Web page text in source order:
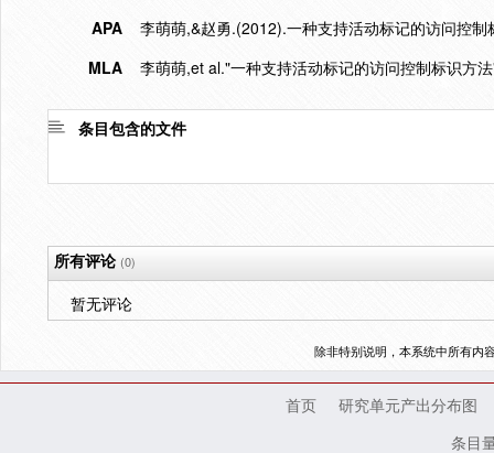
APA
李萌萌,&赵勇.(2012).一种支持活动标记的访问控制
MLA
李萌萌,et al."一种支持活动标记的访问控制标识方
条目包含的文件
所有评论(0)
暂无评论
除非特别说明，本系统中所有内
首页
研究单元产出分布图
条目